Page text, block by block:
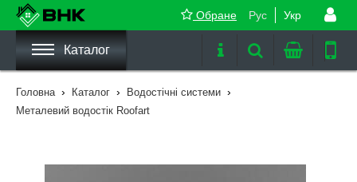
Рус Укр
Обране
Каталог
Головна › Каталог › Водостічні системи ›
Металевий водостік Roofart